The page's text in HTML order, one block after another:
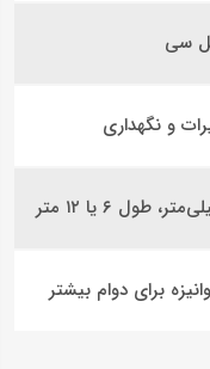
سی
و نگهداری
برای دوام بیشتر